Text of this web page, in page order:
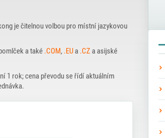
je čitelnou volbou pro místní jazykovou
a také .COM, .EU a .CZ a asijské
1 rok; cena převodu se řídí aktuálním